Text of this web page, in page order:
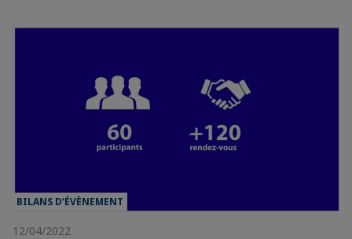
BILANS D’ÉVÈNEMENT
12/04/2022